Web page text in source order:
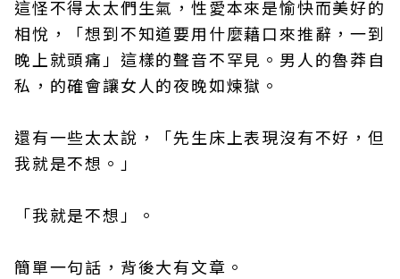
這怪不得太太們生氣，性愛本來是愉快而美好的
相悅，「想到不知道要用什麼藉口來推辭，一到
晚上就頭痛」這樣的聲音不罕見。男人的魯莽自
私，的確會讓女人的夜晚如煉獄。
還有一些太太說，「先生床上表現沒有不好，但
我就是不想。」
「我就是不想」。
簡單一句話，背後大有文章。